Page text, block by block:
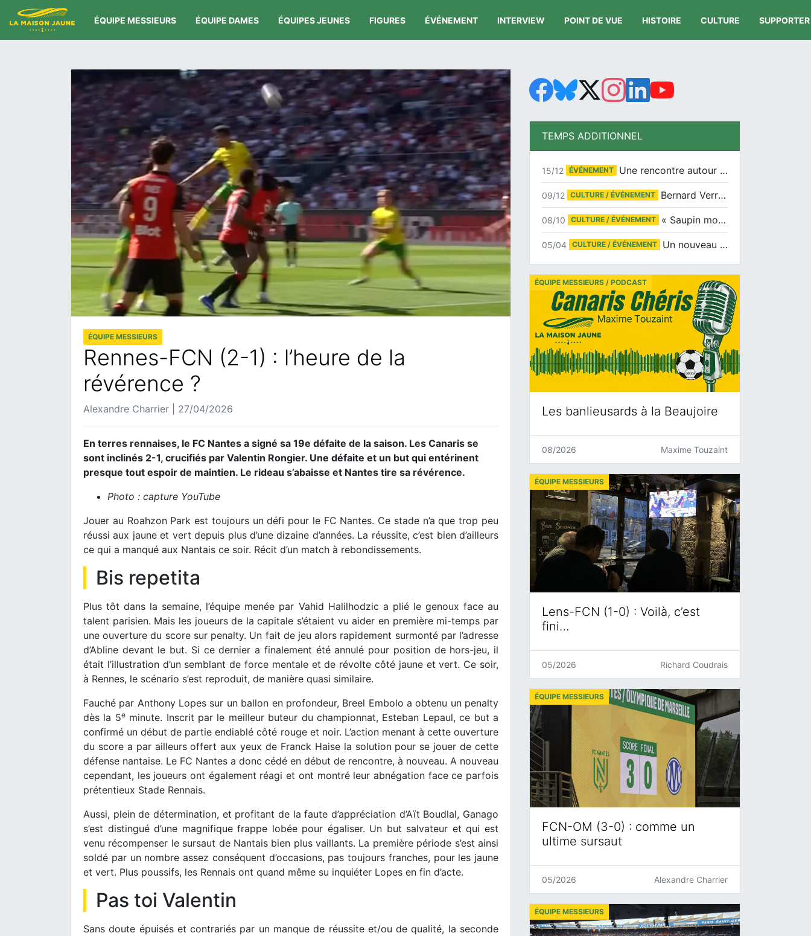
ÉQUIPE MESSIEURS ÉQUIPE DAMES ÉQUIPES JEUNES FIGURES ÉVÉNEMENT INTERVIEW POINT DE VUE HISTOIRE CULTURE SUPPORTER
ÉQUIPE MESSIEURS
Rennes-FCN (2-1) : l’heure de la
révérence ?
Alexandre Charrier | 27/04/2026
En terres rennaises, le FC Nantes a signé sa 19e défaite de la saison. Les Canaris se
sont inclinés 2-1, crucifiés par Valentin Rongier. Une défaite et un but qui entérinent
presque tout espoir de maintien. Le rideau s’abaisse et Nantes tire sa révérence.
Photo : capture YouTube
Jouer au Roahzon Park est toujours un défi pour le FC Nantes. Ce stade n’a que trop peu
réussi aux jaune et vert depuis plus d’une dizaine d’années. La réussite, c’est bien d’ailleurs
ce qui a manqué aux Nantais ce soir. Récit d’un match à rebondissements.
Bis repetita
Plus tôt dans la semaine, l’équipe menée par Vahid Halilhodzic a plié le genoux face au
talent parisien. Mais les joueurs de la capitale s’étaient vu aider en première mi-temps par
une ouverture du score sur penalty. Un fait de jeu alors rapidement surmonté par l’adresse
d’Abline devant le but. Si ce dernier a finalement été annulé pour position de hors-jeu, il
était l’illustration d’un semblant de force mentale et de révolte côté jaune et vert. Ce soir,
à Rennes, le scénario s’est reproduit, de manière quasi similaire.
Fauché par Anthony Lopes sur un ballon en profondeur, Breel Embolo a obtenu un penalty
dès la 5eminute. Inscrit par le meilleur buteur du championnat, Esteban Lepaul, ce but a
confirmé un début de partie endiablé côté rouge et noir. L’action menant à cette ouverture
du score a par ailleurs offert aux yeux de Franck Haise la solution pour se jouer de cette
défense nantaise. Le FC Nantes a donc cédé en début de rencontre, à nouveau. A nouveau
cependant, les joueurs ont également réagi et ont montré leur abnégation face ce parfois
prétentieux Stade Rennais.
Aussi, plein de détermination, et profitant de la faute d’appréciation d’Aït Boudlal, Ganago
s’est distingué d’une magnifique frappe lobée pour égaliser. Un but salvateur et qui est
venu récompenser le sursaut de Nantais bien plus vaillants. La première période s’est ainsi
soldé par un nombre assez conséquent d’occasions, pas toujours franches, pour les jaune
et vert. Plus poussifs, les Rennais ont quand même su inquiéter Lopes en fin d’acte.
Pas toi Valentin
Sans doute épuisés et contrariés par un manque de réussite et/ou de qualité, la seconde
TEMPS ADDITIONNEL
15/12 ÉVÉNEMENT Une rencontre autour de Jean-Claude Suaudeau
09/12 CULTURE / ÉVÉNEMENT Bernard Verret en dédicaces le samedi 13 décembre à l’Espace Culturel Atlantis
08/10 CULTURE / ÉVÉNEMENT « Saupin mon amour » au salon du livre de Trentemoult
05/04 CULTURE / ÉVÉNEMENT Un nouveau tirage pour le Docu-BD
Les banlieusards à la Beaujoire
ÉQUIPE MESSIEURS / PODCAST
08/2026 Maxime Touzaint
Lens-FCN (1-0) : Voilà, c’est
fini…
ÉQUIPE MESSIEURS
05/2026 Richard Coudrais
FCN-OM (3-0) : comme un
ultime sursaut
ÉQUIPE MESSIEURS
05/2026 Alexandre Charrier
ÉQUIPE MESSIEURS